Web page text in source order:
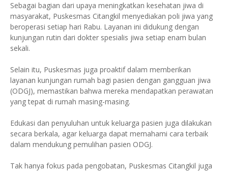
Sebagai bagian dari upaya meningkatkan kesehatan jiwa di
masyarakat, Puskesmas Citangkil menyediakan poli jiwa yang
beroperasi setiap hari Rabu. Layanan ini didukung dengan
kunjungan rutin dari dokter spesialis jiwa setiap enam bulan
sekali.
Selain itu, Puskesmas juga proaktif dalam memberikan
layanan kunjungan rumah bagi pasien dengan gangguan jiwa
(ODGJ), memastikan bahwa mereka mendapatkan perawatan
yang tepat di rumah masing-masing.
Edukasi dan penyuluhan untuk keluarga pasien juga dilakukan
secara berkala, agar keluarga dapat memahami cara terbaik
dalam mendukung pemulihan pasien ODGJ.
Tak hanya fokus pada pengobatan, Puskesmas Citangkil juga